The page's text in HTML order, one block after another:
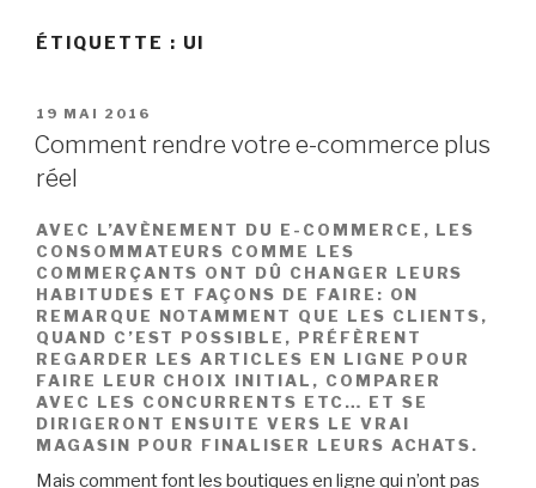
ÉTIQUETTE : UI
PUBLIÉ
LE
19 MAI 2016
Comment rendre votre e-commerce plus
réel
AVEC L’AVÈNEMENT DU E-COMMERCE, LES
CONSOMMATEURS COMME LES
COMMERÇANTS ONT DÛ CHANGER LEURS
HABITUDES ET FAÇONS DE FAIRE: ON
REMARQUE NOTAMMENT QUE LES CLIENTS,
QUAND C’EST POSSIBLE, PRÉFÈRENT
REGARDER LES ARTICLES EN LIGNE POUR
FAIRE LEUR CHOIX INITIAL, COMPARER
AVEC LES CONCURRENTS ETC… ET SE
DIRIGERONT ENSUITE VERS LE VRAI
MAGASIN POUR FINALISER LEURS ACHATS.
Mais comment font les boutiques en ligne qui n’ont pas